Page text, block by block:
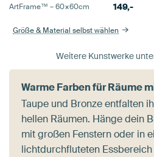
ArtFrame™ –60×60cm 149,-
Größe & Material selbst wählen
Weitere Kunstwerke
Warme Farben für Räume
Taupe und Bronze entfalten
hellen Räumen. Hänge dein
mit großen Fenstern oder in
lichtdurchfluteten Essbereich